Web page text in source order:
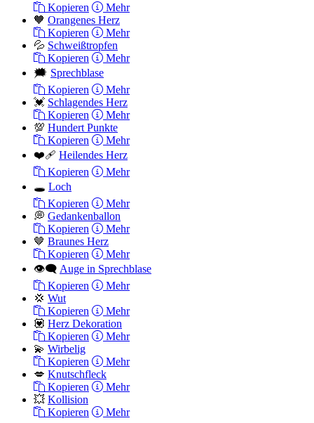
Kopieren
Mehr
🧡 Orangenes Herz
Kopieren
Mehr
💦 Schweißtropfen
Kopieren
Mehr
🗯 Sprechblase
Kopieren
Mehr
💓 Schlagendes Herz
Kopieren
Mehr
💯 Hundert Punkte
Kopieren
Mehr
❤️‍🩹 Heilendes Herz
Kopieren
Mehr
🕳 Loch
Kopieren
Mehr
💭 Gedankenballon
Kopieren
Mehr
🤎 Braunes Herz
Kopieren
Mehr
👁️‍🗨️ Auge in Sprechblase
Kopieren
Mehr
💢 Wut
Kopieren
Mehr
💟 Herz Dekoration
Kopieren
Mehr
💫 Wirbelig
Kopieren
Mehr
💋 Knutschfleck
Kopieren
Mehr
💥 Kollision
Kopieren
Mehr